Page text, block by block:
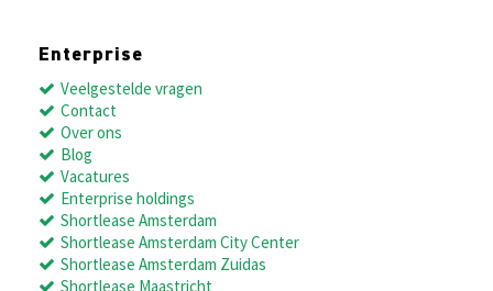
Enterprise
Veelgestelde vragen
Contact
Over ons
Blog
Vacatures
Enterprise holdings
Shortlease Amsterdam
Shortlease Amsterdam City Center
Shortlease Amsterdam Zuidas
Shortlease Maastricht